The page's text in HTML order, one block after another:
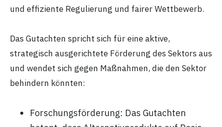
und effiziente Regulierung und fairer Wettbewerb.
Das Gutachten spricht sich für eine aktive,
strategisch ausgerichtete Förderung des Sektors aus
und wendet sich gegen Maßnahmen, die den Sektor
behindern könnten:
Forschungsförderung: Das Gutachten